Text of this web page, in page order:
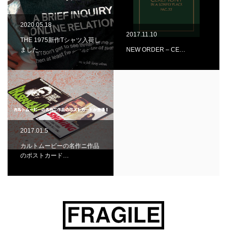
2020.05.18
THE 1975新作Tシャツ入荷し
ました…
2017.11.10
NEW ORDER – CE…
2017.01.5
カルトムービーの名作ニ作品
のポストカード…